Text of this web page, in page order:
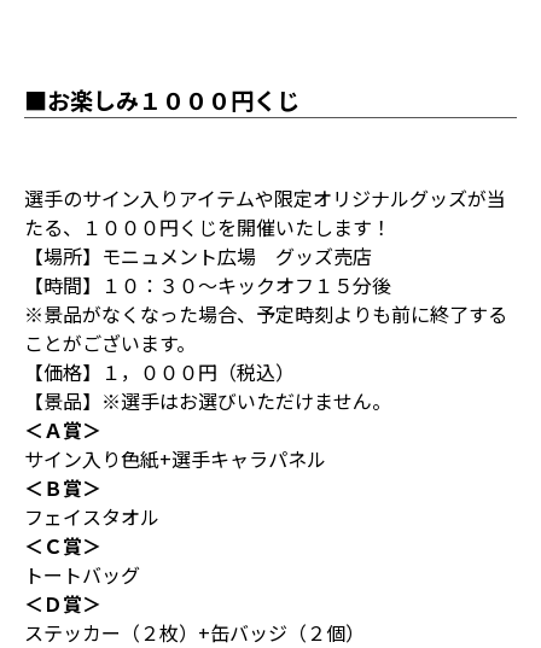
■お楽しみ１０００円くじ
選手のサイン入りアイテムや限定オリジナルグッズが当
たる、１０００円くじを開催いたします！
【場所】モニュメント広場 グッズ売店
【時間】１０：３０～キックオフ１５分後
※景品がなくなった場合、予定時刻よりも前に終了する
ことがございます。
【価格】１，０００円（税込）
【景品】※選手はお選びいただけません。
＜Ａ賞＞
サイン入り色紙+選手キャラパネル
＜Ｂ賞＞
フェイスタオル
＜Ｃ賞＞
トートバッグ
＜Ｄ賞＞
ステッカー（２枚）+缶バッジ（２個）